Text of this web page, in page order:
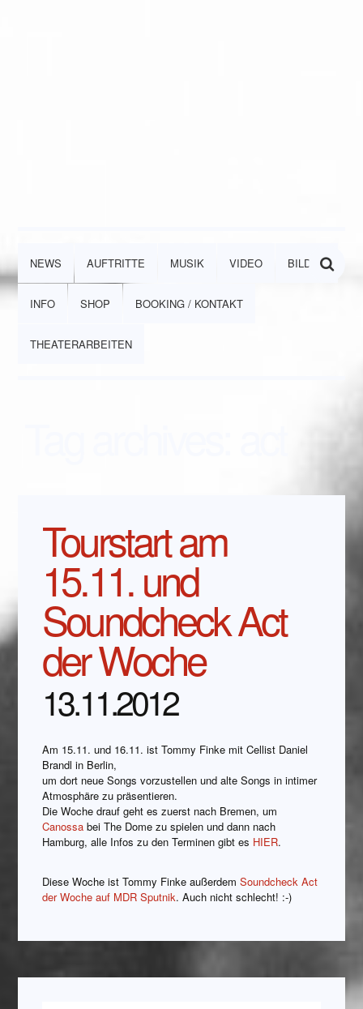
NEWS AUFTRITTE MUSIK VIDEO BILDER
INFO SHOP BOOKING / KONTAKT
THEATERARBEITEN
Tourstart am
15.11. und
Soundcheck Act
der Woche
13.11.2012
Am 15.11. und 16.11. ist Tommy Finke mit Cellist Daniel
Brandl in Berlin,
um dort neue Songs vorzustellen und alte Songs in intimer
Atmosphäre zu präsentieren.
Die Woche drauf geht es zuerst nach Bremen, um
Canossa bei The Dome zu spielen und dann nach
Hamburg, alle Infos zu den Terminen gibt es HIER.
Diese Woche ist Tommy Finke außerdemSoundcheck Act
der Woche auf MDR Sputnik. Auch nicht schlecht! :-)